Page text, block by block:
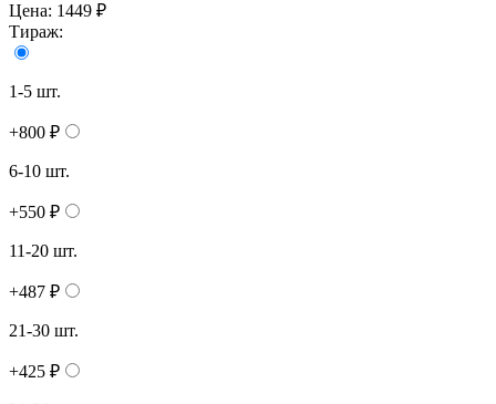
Цена: 1449 ₽
Тираж:
1-5 шт.
+800 ₽
6-10 шт.
+550 ₽
11-20 шт.
+487 ₽
21-30 шт.
+425 ₽